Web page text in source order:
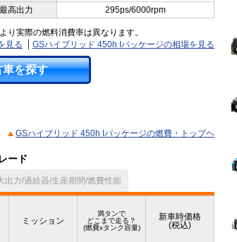
最高出力 295ps/6000rpm
実際の燃料消費率は異なります。
見る
GSハイブリッド 450h Iパッケージの相場を見る
車を探す
GSハイブリッド 450h Iパッケージの燃費・トップヘ
ード
出力/過給器/生産期間/燃費性能
ミッション
満タンで
どこまで走る？
(燃費xタンク容量)
新車時価格
(税込)